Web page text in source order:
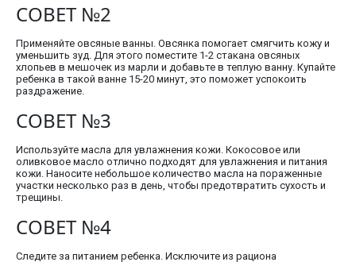
СОВЕТ №2
Применяйте овсяные ванны. Овсянка помогает смягчить кожу и
уменьшить зуд. Для этого поместите 1-2 стакана овсяных
хлопьев в мешочек из марли и добавьте в теплую ванну. Купайте
ребенка в такой ванне 15-20 минут, это поможет успокоить
раздражение.
СОВЕТ №3
Используйте масла для увлажнения кожи. Кокосовое или
оливковое масло отлично подходят для увлажнения и питания
кожи. Наносите небольшое количество масла на пораженные
участки несколько раз в день, чтобы предотвратить сухость и
трещины.
СОВЕТ №4
Следите за питанием ребенка. Исключите из рациона